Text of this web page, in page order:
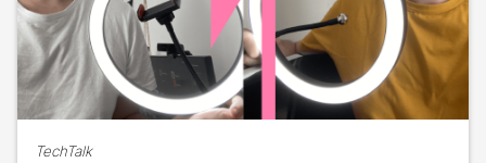
TechTalk